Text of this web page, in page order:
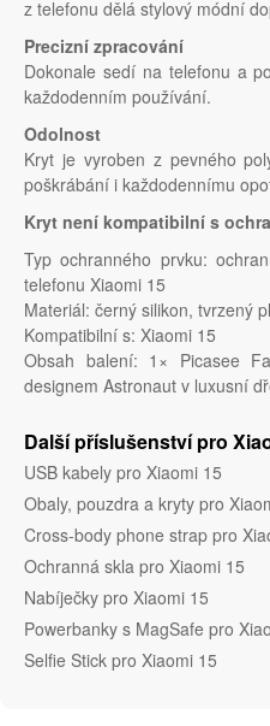
z telefonu dělá stylový módní
Precizní zpracování
Dokonale sedí na telefonu a
každodenním používání.
Odolnost
Kryt je vyroben z pevného
poškrábání i každodennímu
Kryt není kompatibilní s
Typ ochranného prvku:
telefonu Xiaomi 15
Materiál: černý silikon, tvrzený
Kompatibilní s: Xiaomi 15
Obsah balení: 1× Picasee
designem Astronaut v luxusní
Další příslušenství pro
USB kabely pro Xiaomi 15
Obaly, pouzdra a kryty pro
Cross-body phone strap pro
Ochranná skla pro Xiaomi 15
Nabíječky pro Xiaomi 15
Powerbanky s MagSafe pro
Selfie Stick pro Xiaomi 15